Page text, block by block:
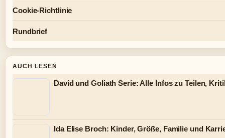
Cookie-Richtlinie
Rundbrief
AUCH LESEN
David und Goliath Serie: Alle Infos zu Teilen,
Ida Elise Broch: Kinder, Größe, Familie und